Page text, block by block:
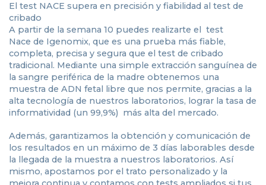
El test NACE supera en precisión y fiabilidad al test de
cribado
A partir de la semana 10 puedes realizarte el test
Nace de Igenomix, que es una prueba más fiable,
completa, precisa y segura que el test de cribado
tradicional. Mediante una simple extracción sanguínea de
la sangre periférica de la madre obtenemos una
muestra de ADN fetal libre que nos permite, gracias a la
alta tecnología de nuestros laboratorios, lograr la tasa de
informatividad (un 99,9%) más alta del mercado.
Además, garantizamos la obtención y comunicación de
los resultados en un máximo de 3 días laborables desde
la llegada de la muestra a nuestros laboratorios. Así
mismo, apostamos por el trato personalizado y la